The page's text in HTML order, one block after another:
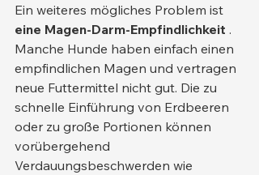
Ein weiteres mögliches Problem ist
eine Magen-Darm-Empfindlichkeit .
Manche Hunde haben einfach einen
empfindlichen Magen und vertragen
neue Futtermittel nicht gut. Die zu
schnelle Einführung von Erdbeeren
oder zu große Portionen können
vorübergehend
Verdauungsbeschwerden wie